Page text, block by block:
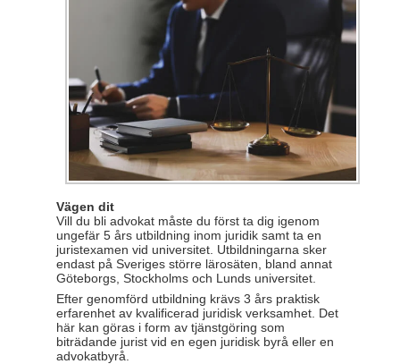
Vägen dit
Vill du bli advokat måste du först ta dig igenom
ungefär 5 års utbildning inom juridik samt ta en
juristexamen vid universitet. Utbildningarna sker
endast på Sveriges större lärosäten, bland annat
Göteborgs, Stockholms och Lunds universitet.
Efter genomförd utbildning krävs 3 års praktisk
erfarenhet av kvalificerad juridisk verksamhet. Det
här kan göras i form av tjänstgöring som
biträdande jurist vid en egen juridisk byrå eller en
advokatbyrå.